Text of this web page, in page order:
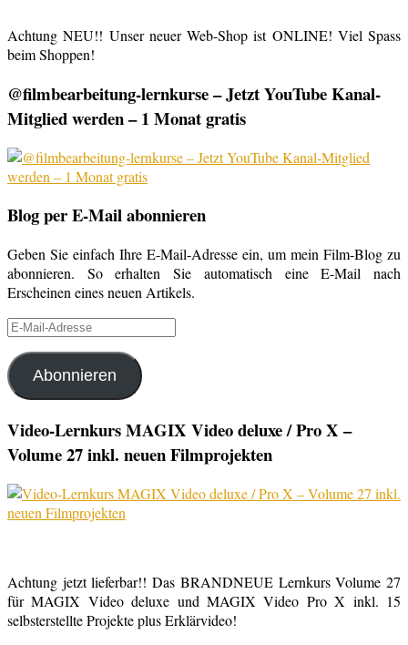
Achtung NEU!! Unser neuer Web-Shop ist ONLINE! Viel Spass
beim Shoppen!
@filmbearbeitung-lernkurse – Jetzt YouTube Kanal-
Mitglied werden – 1 Monat gratis
Blog per E-Mail abonnieren
Geben Sie einfach Ihre E-Mail-Adresse ein, um mein Film-Blog zu
abonnieren. So erhalten Sie automatisch eine E-Mail nach
Erscheinen eines neuen Artikels.
E-
Adresse
Abonnieren
Video-Lernkurs MAGIX Video deluxe / Pro X –
Volume 27 inkl. neuen Filmprojekten
Achtung jetzt lieferbar!! Das BRANDNEUE Lernkurs Volume 27
für MAGIX Video deluxe und MAGIX Video Pro X inkl. 15
selbsterstellte Projekte plus Erklärvideo!